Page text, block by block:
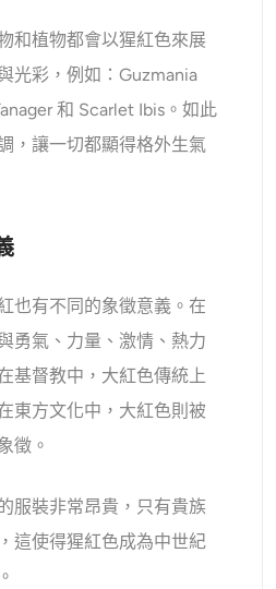
和植物都會以猩紅色來展
光彩，例如：Guzmania
和 Scarlet Ibis。如此
，讓一切都顯得格外生氣
也有不同的象徵意義。在
勇氣、力量、激情、熱力
基督教中，大紅色傳統上
東方文化中，大紅色則被
徵。
服裝非常昂貴，只有貴族
這使得猩紅色成為中世紀